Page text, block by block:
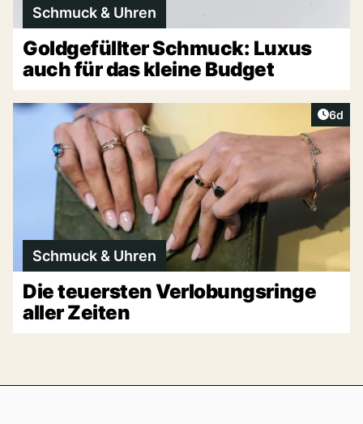
Schmuck & Uhren
Goldgefüllter Schmuck: Luxus
auch für das kleine Budget
6d
Schmuck & Uhren
Die teuersten Verlobungsringe
aller Zeiten